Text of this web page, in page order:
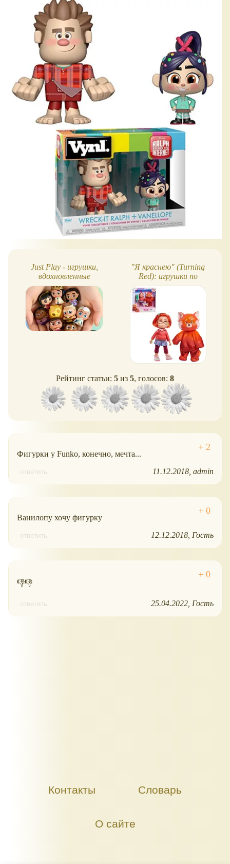
Just Play - игрушки,
вдохновленные
"Заветным желанием"
Disney
"Я краснею" (Turning
Red): игрушки по
мультфильму
Рейтинг статьи: 5 из 5, голосов: 8
Фигурки у Funko, конечно, мечта...
ответить 11.12.2018 admin
Ванилопу хочу фигурку
ответить 12.12.2018 Гость
👎👎
ответить 25.04.2022 Гость
Контакты Словарь
О сайте